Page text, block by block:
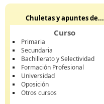
Chuletas y apuntes de...
Curso
Primaria
Secundaria
Bachillerato y Selectividad
Formación Profesional
Universidad
Oposición
Otros cursos